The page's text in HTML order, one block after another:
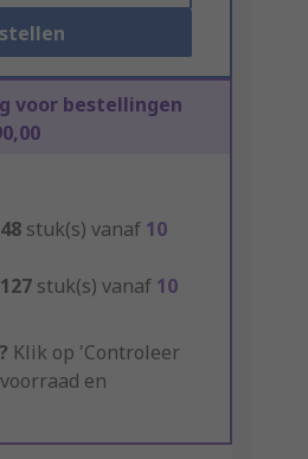
voor bestellingen
48 stuk(s) vanaf 10
127 stuk(s) vanaf 10
Klik op 'Controleer
en